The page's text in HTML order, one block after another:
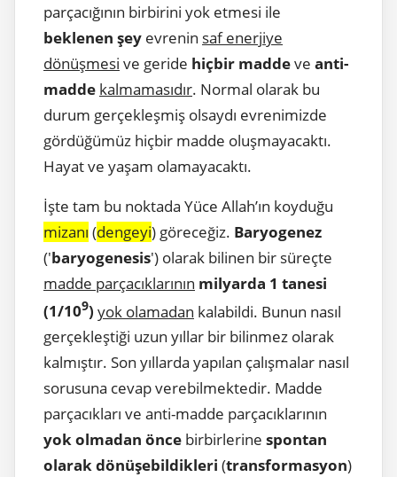
parçacığının birbirini yok etmesi ile
beklenen şey evrenin saf enerjiye
dönüşmesi ve geride hiçbir maddeve anti-
madde kalmamasıdır. Normal olarak bu
durum gerçekleşmiş olsaydı evrenimizde
gördüğümüz hiçbir madde oluşmayacaktı.
Hayat ve yaşam olamayacaktı.
İşte tam bu noktada Yüce Allah’ın koyduğu
mizanı (dengeyi) göreceğiz. Baryogenez
('baryogenesis') olarak bilinen bir süreçte
madde parçacıklarının milyarda 1 tanesi
(1/109) yok olamadan kalabildi. Bunun nasıl
gerçekleştiği uzun yıllar bir bilinmez olarak
kalmıştır. Son yıllarda yapılan çalışmalar nasıl
sorusuna cevap verebilmektedir. Madde
parçacıkları ve anti-madde parçacıklarının
yok olmadan önce birbirlerine spontan
olarak dönüşebildikleri (transformasyon)